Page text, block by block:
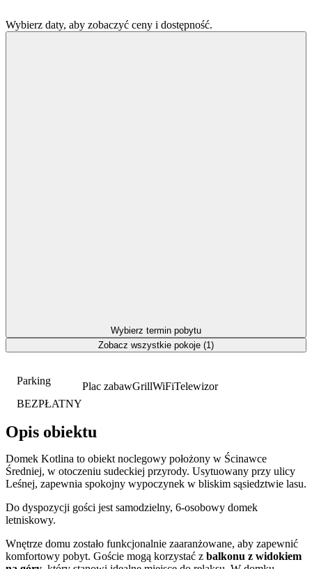
Parking
BEZPŁATNY
Plac zabawGrillWiFiTelewizor
Opis obiektu
Domek Kotlina to obiekt noclegowy położony w Ścinawce
Średniej, w otoczeniu sudeckiej przyrody. Usytuowany przy ulicy
Leśnej, zapewnia spokojny wypoczynek w bliskim sąsiedztwie lasu.
Do dyspozycji gości jest samodzielny, 6-osobowy domek
letniskowy.
Wnętrze domu zostało funkcjonalnie zaaranżowane, aby zapewnić
komfortowy pobyt. Goście mogą korzystać z balkonu z widokiem
Wybierz daty, aby zobaczyć ceny i dostępność.
Wybierz termin pobytu
Zobacz wszystkie pokoje (1)